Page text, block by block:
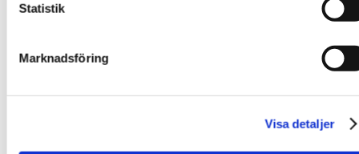
Statistik
Marknadsföring
Visa detaljer
Säkerhetsarbete är en dynamisk process som kräver
måste också regelbundet granskas och förbättras.
Systematiskt arbetsmiljöarbetehandlar om att skapa
och anpassas till förändrade förhållanden. Genom